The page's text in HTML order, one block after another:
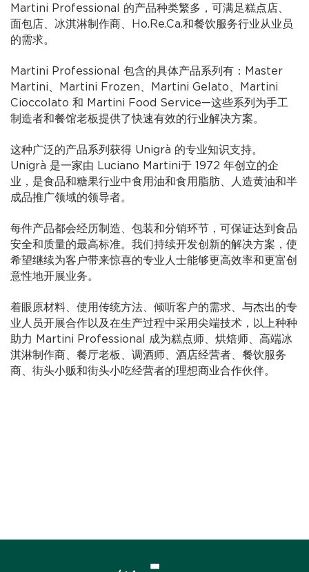
Martini Professional 的产品种类繁多，可满足糕点店、
面包店、冰淇淋制作商、Ho.Re.Ca.和餐饮服务行业从业员
的需求。
Martini Professional 包含的具体产品系列有：Master
Martini、Martini Frozen、Martini Gelato、Martini
Cioccolato 和 Martini Food Service—这些系列为手工
制造者和餐馆老板提供了快速有效的行业解决方案。
这种广泛的产品系列获得 Unigrà 的专业知识支持。
Unigrà 是一家由 Luciano Martini于 1972 年创立的企
业，是食品和糖果行业中食用油和食用脂肪、人造黄油和半
成品推广领域的领导者。
每件产品都会经历制造、包装和分销环节，可保证达到食品
安全和质量的最高标准。我们持续开发创新的解决方案，使
希望继续为客户带来惊喜的专业人士能够更高效率和更富创
意性地开展业务。
着眼原材料、使用传统方法、倾听客户的需求、与杰出的专
业人员开展合作以及在生产过程中采用尖端技术，以上种种
助力 Martini Professional 成为糕点师、烘焙师、高端冰
淇淋制作商、餐厅老板、调酒师、酒店经营者、餐饮服务
商、街头小贩和街头小吃经营者的理想商业合作伙伴。